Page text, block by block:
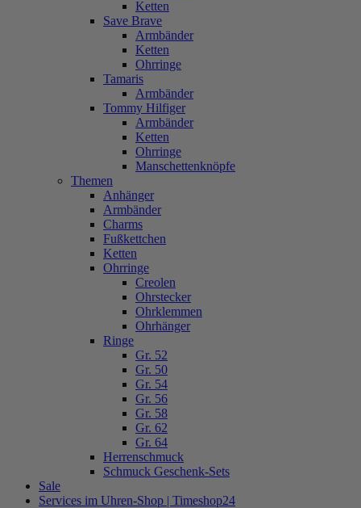
Ketten
Save Brave
Armbänder
Ketten
Ohrringe
Tamaris
Armbänder
Tommy Hilfiger
Armbänder
Ketten
Ohrringe
Manschettenknöpfe
Themen
Anhänger
Armbänder
Charms
Fußkettchen
Ketten
Ohrringe
Creolen
Ohrstecker
Ohrklemmen
Ohrhänger
Ringe
Gr. 52
Gr. 50
Gr. 54
Gr. 56
Gr. 58
Gr. 62
Gr. 64
Herrenschmuck
Schmuck Geschenk-Sets
Sale
Services im Uhren-Shop | Timeshop24